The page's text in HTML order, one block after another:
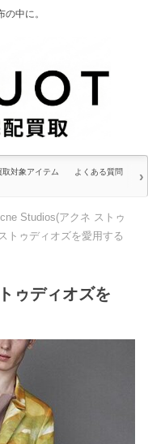
中に。
取対象アイテム よくある質問
Studios(アクネ ストゥ
トゥディオズを愛用する
ゥディオズを